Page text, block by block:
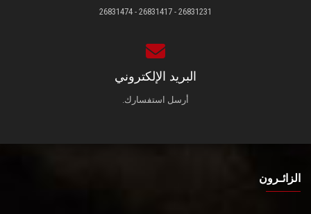
26831231 - 26831417 - 26831474
البريد الإلكتروني
أرسل استفسارك.
الزائـرون